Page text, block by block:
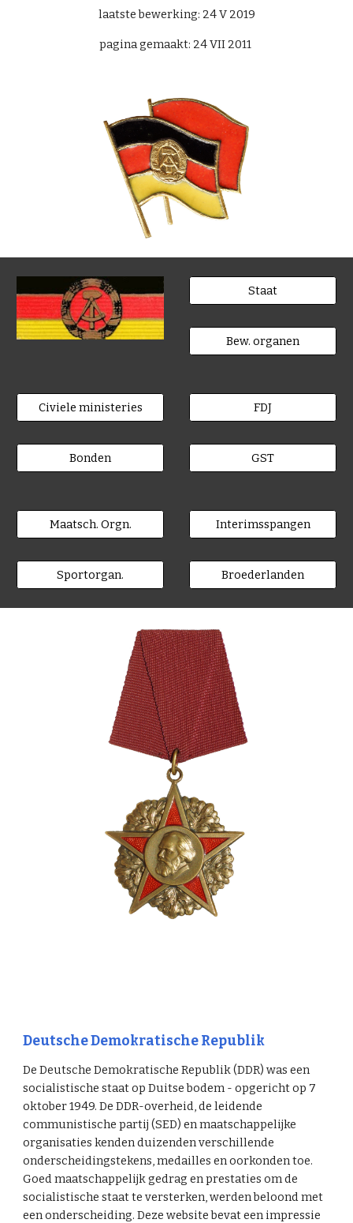
laatste bewerking: 24 V 2019
pagina gemaakt: 24 VII 2011
Staat
Bew. organen
Civiele ministeries
Bonden
FDJ
GST
Maatsch. Orgn.
Sportorgan.
Interimsspangen
Broederlanden
Deutsche Demokratische Republik
De Deutsche Demokratische Republik (DDR) was een
socialistische staat op Duitse bodem - opgericht op 7
oktober 1949. De DDR-overheid, de leidende
communistische partij (SED) en maatschappelijke
organisaties kenden duizenden verschillende
onderscheidingstekens, medailles en oorkonden toe.
Goed maatschappelijk gedrag en prestaties om de
socialistische staat te versterken, werden beloond met
een onderscheiding. Deze website bevat een impressie